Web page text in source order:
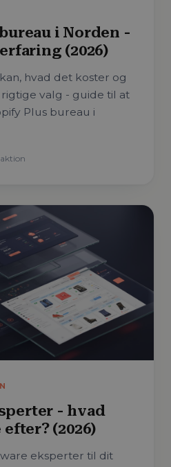
i Norden -
(2026)
hvad det koster og
valg - guide til at
Plus bureau i
- hvad
(2026)
eksperter til dit